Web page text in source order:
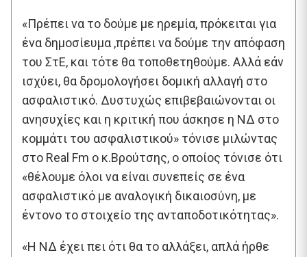
«Πρέπει να το δούμε με ηρεμία, πρόκειται για
ένα δημοσίευμα ,πρέπει να δούμε την απόφαση
του ΣτΕ, και τότε θα τοποθετηθούμε. Αλλά εάν
ισχύει, θα δρομολογήσει δομική αλλαγή στο
ασφαλιστικό. Δυστυχώς επιβεβαιώνονται οι
ανησυχίες και η κριτική που άσκησε η ΝΔ στο
κομμάτι του ασφαλιστικού» τόνισε μιλώντας
στο Real Fm ο κ.Βρούτσης, ο οποίος τόνισε ότι
«θέλουμε όλοι να είναι συνεπείς σε ένα
ασφαλιστικό με αναλογική δικαιοσύνη, με
έντονο το στοιχείο της ανταποδοτικότητας».
«Η ΝΔ έχει πει ότι θα το αλλάξει, απλά ήρθε